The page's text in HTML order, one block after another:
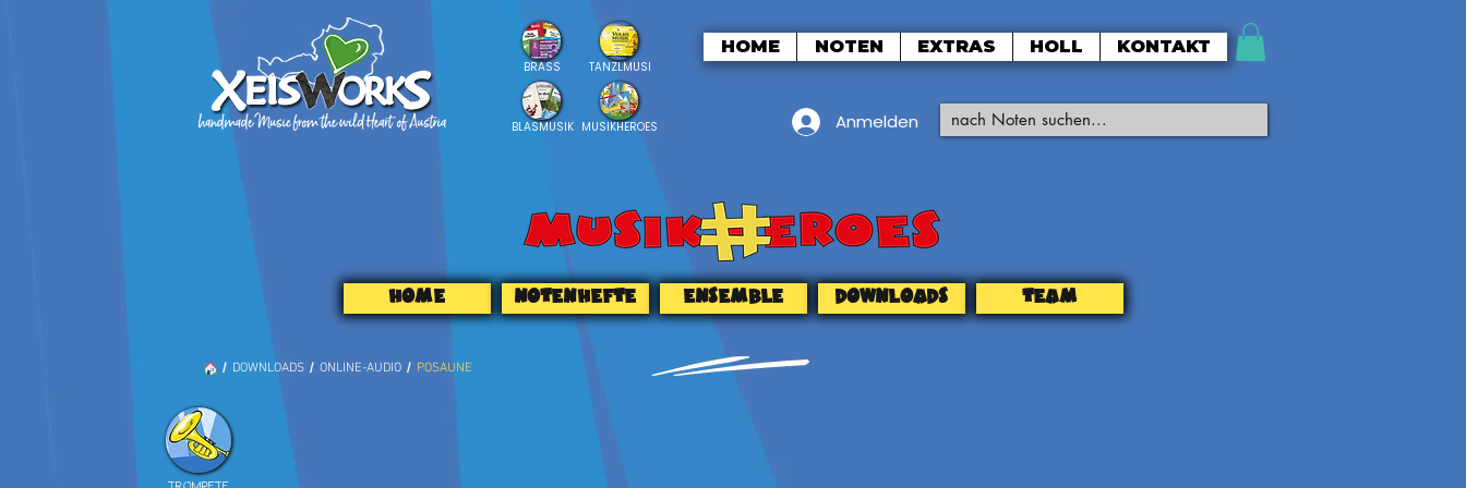
BRASS
BLASMUSIK
TANZLMUSI
MUSIKHEROES
HOME NOTEN EXTRAS HOLL KONTAKT
Anmelden
HOME NOTENHEFTE ENSEMBLE DOWNLOADS TEAM
/ DOWNLOADS / ONLINE-AUDIO / POSAUNE